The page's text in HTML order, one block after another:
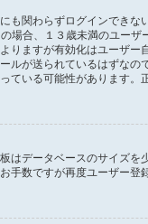
も関わらずログインできな
合、１３歳未満のユーザ
りますが有効化はユーザー
が送られているはずなの
ている可能性があります。
はデータベースのサイズを
手数ですが再度ユーザー登